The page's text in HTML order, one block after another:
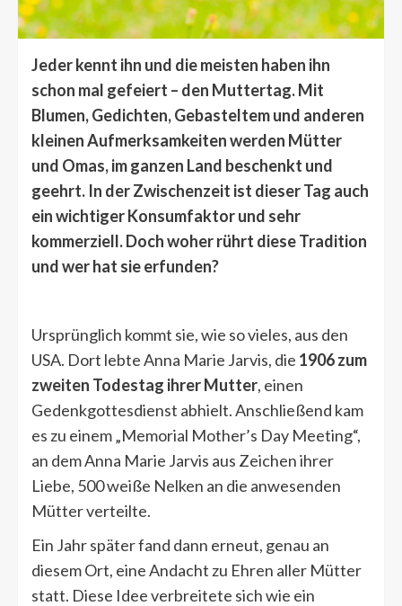
Jeder kennt ihn und die meisten haben ihn
schon mal gefeiert – den Muttertag. Mit
Blumen, Gedichten, Gebasteltem und anderen
kleinen Aufmerksamkeiten werden Mütter
und Omas, im ganzen Land beschenkt und
geehrt. In der Zwischenzeit ist dieser Tag auch
ein wichtiger Konsumfaktor und sehr
kommerziell. Doch woher rührt diese Tradition
und wer hat sie erfunden?
Ursprünglich kommt sie, wie so vieles, aus den
USA. Dort lebte Anna Marie Jarvis, die 1906 zum
zweiten Todestag ihrer Mutter, einen
Gedenkgottesdienst abhielt. Anschließend kam
es zu einem „Memorial Mother’s Day Meeting“,
an dem Anna Marie Jarvis aus Zeichen ihrer
Liebe, 500 weiße Nelken an die anwesenden
Mütter verteilte.
Ein Jahr später fand dann erneut, genau an
diesem Ort, eine Andacht zu Ehren aller Mütter
statt. Diese Idee verbreitete sich wie ein